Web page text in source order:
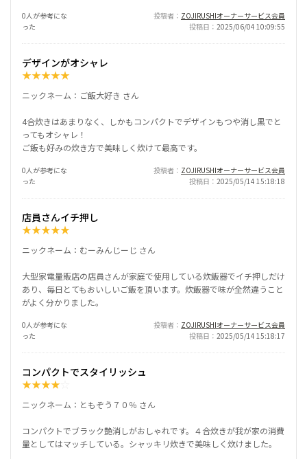
0人が参考にな
った
投稿者
ZOJIRUSHIオーナーサービス会員
投稿日
2025/06/04 10:09:55
デザインがオシャレ
★★★★★
ニックネーム：ご飯大好き さん
4合炊きはあまりなく、しかもコンパクトでデザインもつや消し黒でと
ってもオシャレ！
ご飯も好みの炊き方で美味しく炊けて最高です。
0人が参考にな
った
投稿者
ZOJIRUSHIオーナーサービス会員
投稿日
2025/05/14 15:18:18
店員さんイチ押し
★★★★★
ニックネーム：むーみんじーじ さん
大型家電量販店の店員さんが家庭で使用している炊飯器でイチ押しだけ
あり、毎日とてもおいしいご飯を頂います。炊飯器で味が全然違うこと
がよく分かりました。
0人が参考にな
った
投稿者
ZOJIRUSHIオーナーサービス会員
投稿日
2025/05/14 15:18:17
コンパクトでスタイリッシュ
★★★★
ニックネーム：ともぞう７０％ さん
コンパクトでブラック艶消しがおしゃれです。４合炊きが我が家の消費
量としてはマッチしている。シャッキリ炊きで美味しく炊けました。